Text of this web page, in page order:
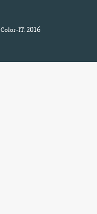
Color-IT.2016